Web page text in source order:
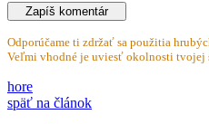
Odporúčame ti zdržať sa použitia
Veľmi vhodné je uviesť okolnosti tvojej
hore
späť na článok